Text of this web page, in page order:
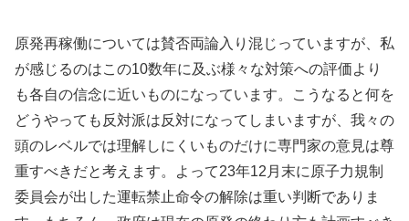
原発再稼働については賛否両論入り混じっていますが、私
が感じるのはこの10数年に及ぶ様々な対策への評価より
も各自の信念に近いものになっています。こうなると何を
どうやっても反対派は反対になってしまいますが、我々の
頭のレベルでは理解しにくいものだけに専門家の意見は尊
重すべきだと考えます。よって23年12月末に原子力規制
委員会が出した運転禁止命令の解除は重い判断でありま